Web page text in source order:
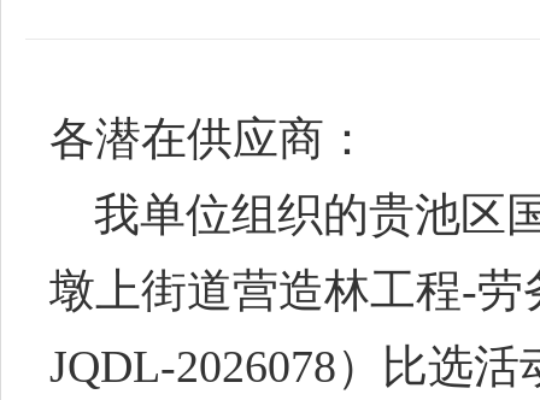
各潜在供应商：
我单位组织的贵池区
墩上街道营造林工程-
JQDL-2026078）比选活